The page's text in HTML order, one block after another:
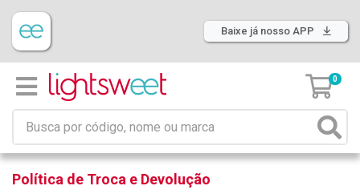
Baixe já nosso APP
0
Política de Troca e Devolução